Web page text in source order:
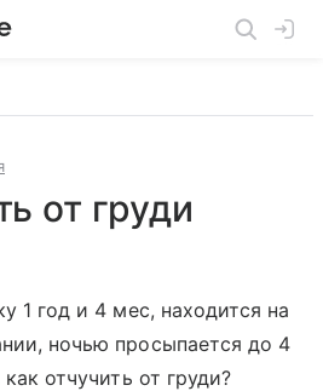
от груди
1 год и 4 мес, находится на
ночью просыпается до 4
отчучить от груди?